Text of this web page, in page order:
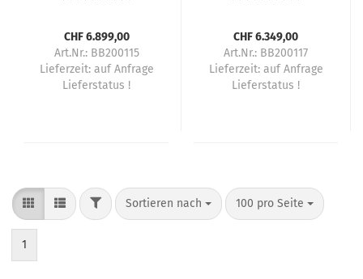
CHF 6.899,00
Art.Nr.: BB200115
Lieferzeit: auf Anfrage
Lieferstatus !
CHF 6.349,00
Art.Nr.: BB200117
Lieferzeit: auf Anfrage
Lieferstatus !
FILTERSortieren nach
Sortieren nach 100 pro Seite
pro Seite
1